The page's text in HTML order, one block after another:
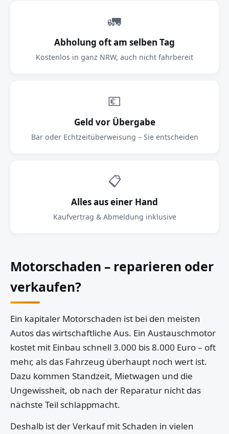
🚛
Abholung oft am selben Tag
Kostenlos in ganz NRW, auch nicht fahrbereit
💶
Geld vor Übergabe
Bar oder Echtzeitüberweisung – Sie entscheiden
📋
Alles aus einer Hand
Kaufvertrag & Abmeldung inklusive
Motorschaden – reparieren oder
verkaufen?
Ein kapitaler Motorschaden ist bei den meisten
Autos das wirtschaftliche Aus. Ein Austauschmotor
kostet mit Einbau schnell 3.000 bis 8.000 Euro – oft
mehr, als das Fahrzeug überhaupt noch wert ist.
Dazu kommen Standzeit, Mietwagen und die
Ungewissheit, ob nach der Reparatur nicht das
nächste Teil schlappmacht.
Deshalb ist der Verkauf mit Schaden in vielen